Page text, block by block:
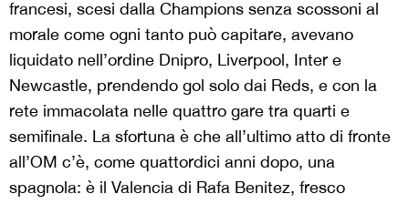
francesi, scesi dalla Champions senza scossoni al
morale come ogni tanto può capitare, avevano
liquidato nell’ordine Dnipro, Liverpool, Inter e
Newcastle, prendendo gol solo dai Reds, e con la
rete immacolata nelle quattro gare tra quarti e
semifinale. La sfortuna è che all’ultimo atto di fronte
all’OM c’è, come quattordici anni dopo, una
spagnola: è il Valencia di Rafa Benitez, fresco